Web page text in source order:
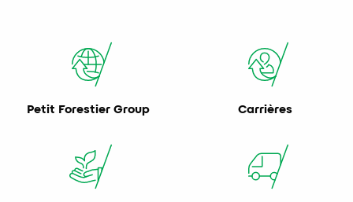
Petit Forestier Group Carrières